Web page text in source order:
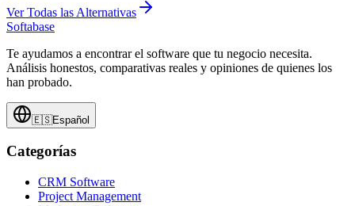
Ver Todas las Alternativas
Softabase
Te ayudamos a encontrar el software que tu negocio necesita.
Análisis honestos, comparativas reales y opiniones de quienes los
han probado.
🇪🇸Español
Categorías
CRM Software
Project Management